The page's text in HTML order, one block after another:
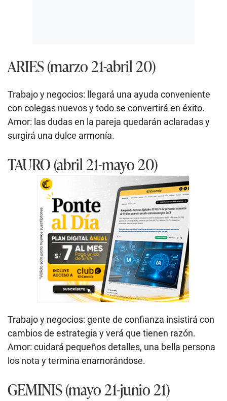
ARIES (marzo 21-abril 20)
Trabajo y negocios: llegará una ayuda conveniente
con colegas nuevos y todo se convertirá en éxito.
Amor: las dudas en la pareja quedarán aclaradas y
surgirá una dulce armonía.
TAURO (abril 21-mayo 20)
Trabajo y negocios: gente de confianza insistirá con
cambios de estrategia y verá que tienen razón.
Amor: cuidará pequeños detalles, una bella persona
los nota y termina enamorándose.
GEMINIS (mayo 21-junio 21)